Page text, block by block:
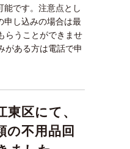
能です。注意点とし
申し込みの場合は最
らうことができませ
がある方は電話で申
東区にて、
の不用品回